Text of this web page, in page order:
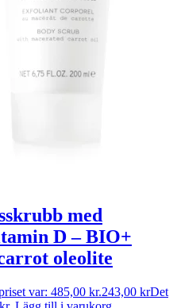
med
D – BIO+
oleolite
var: 485,00 kr.243,00 krDet